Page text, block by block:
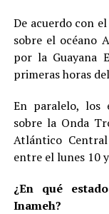
De acuerdo con
sobre el océano
por la Guayana
primeras horas
En paralelo, los
sobre la Onda
Atlántico
entre el lunes 10
¿En qué
Inameh?